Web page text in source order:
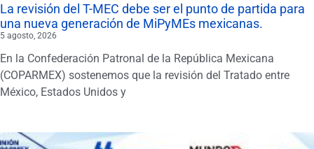
La revisión del T-MEC debe ser el punto de partida para
una nueva generación de MiPyMEs mexicanas.
5 agosto, 2026
En la Confederación Patronal de la República Mexicana
(COPARMEX) sostenemos que la revisión del Tratado entre
México, Estados Unidos y